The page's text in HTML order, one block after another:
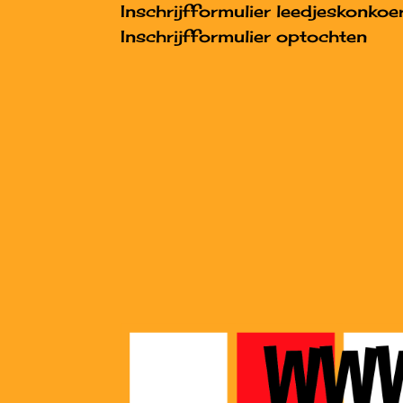
Inschrijfformulier
Inschrijfformulier optochten